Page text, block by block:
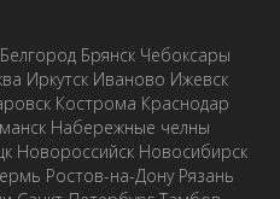
Белгород Брянск Чебоксары
Иркутск Иваново Ижевск
Кострома Краснодар
Набережные челны
Новороссийск Новосибирск
Ростов-на-Дону Рязань